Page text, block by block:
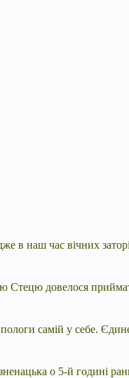
в наш час вічних
Стецю довелося
самій у себе.
о 5-й годині